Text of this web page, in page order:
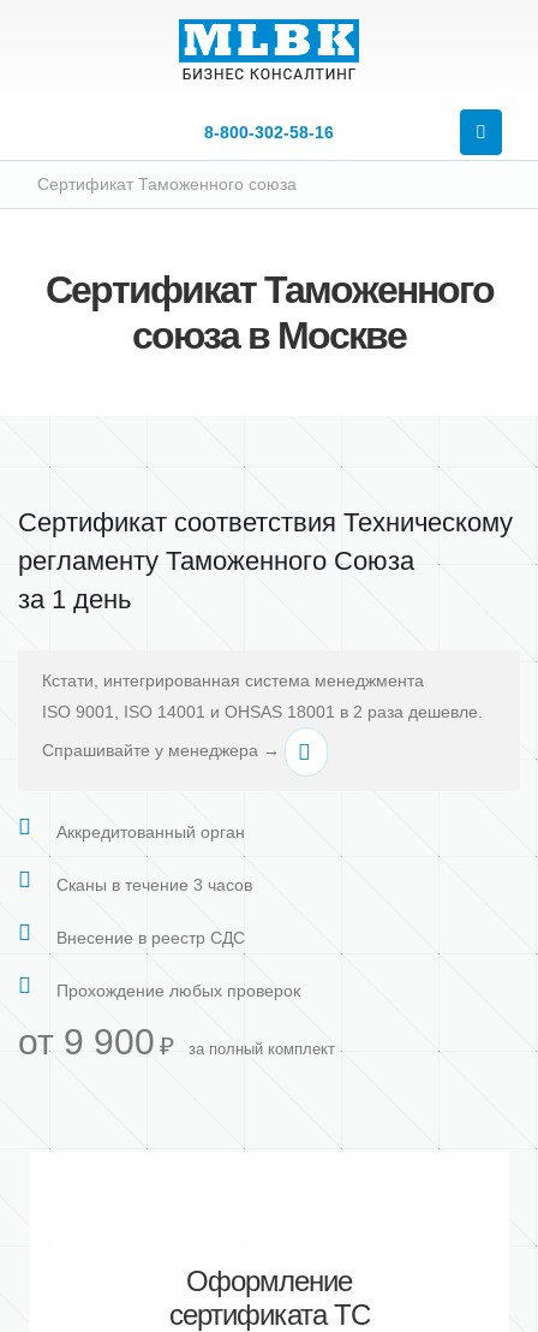
8‑800‑302‑58‑16
Сертификат Таможенного союза
Сертификат Таможенного
союза в Москве
Сертификат соответствия Техническому
регламенту Таможенного Союза
за 1 день
Кстати, интегрированная система менеджмента
ISO 9001, ISO 14001 и OHSAS 18001 в 2 раза дешевле.
Спрашивайте у менеджера →
Аккредитованный орган
Сканы в течение 3 часов
Внесение в реестр СДС
Прохождение любых проверок
от 9 900 ₽ за полный комплект
Оформление
сертификата ТС